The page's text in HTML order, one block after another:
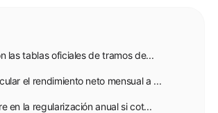
las tablas oficiales de tramos de...
el rendimiento neto mensual a ...
en la regularización anual si cot...